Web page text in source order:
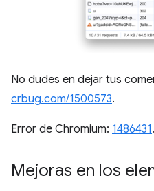
No dudes en dejar tus
crbug.com/1500573.
Error de Chromium: 1486431.
Mejoras en los